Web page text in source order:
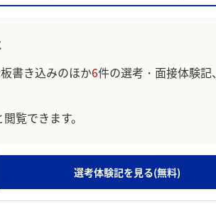
書き込みのほか6件の選考・面接体験記、
覧できます。
選考体験記を見る(無料)